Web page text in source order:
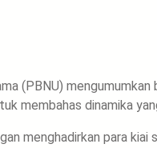
(PBNU) mengumumkan
membahas dinamika
menghadirkan para kiai